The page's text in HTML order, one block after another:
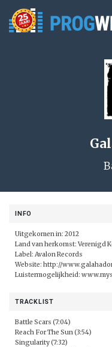
INFO
Uitgekomen in: 2012
Land van herkomst: Verenigd
Label: Avalon Records
Website: http://
Luistermogelijkheid:
TRACKLIST
Battle Scars (7:04)
Reach For The Sun (3:54)
Singularity (7:32)